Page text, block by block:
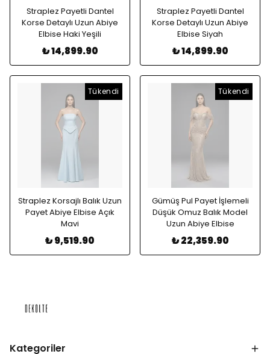
Straplez Payetli Dantel
Korse Detaylı Uzun Abiye
Elbise Haki Yeşili
₺ 14,899.90
Straplez Payetli Dantel
Korse Detaylı Uzun Abiye
Elbise Siyah
₺ 14,899.90
Tükendi
Straplez Korsajlı Balık Uzun
Payet Abiye Elbise Açık
Mavi
₺ 9,519.90
Tükendi
Gümüş Pul Payet İşlemeli
Düşük Omuz Balık Model
Uzun Abiye Elbise
₺ 22,359.90
Kategoriler